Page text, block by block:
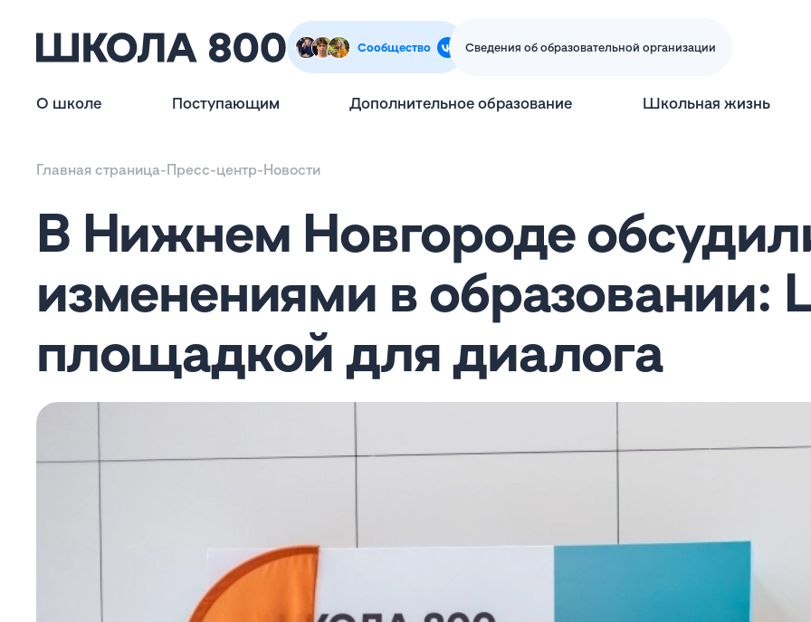
Сообщество Сведения об образовательной организации
О школе Поступающим Дополнительное образование Школьная жизнь
Главная страница-Пресс-центр-Новости
В Нижнем Новгороде
изменениями в
площадкой для диалога